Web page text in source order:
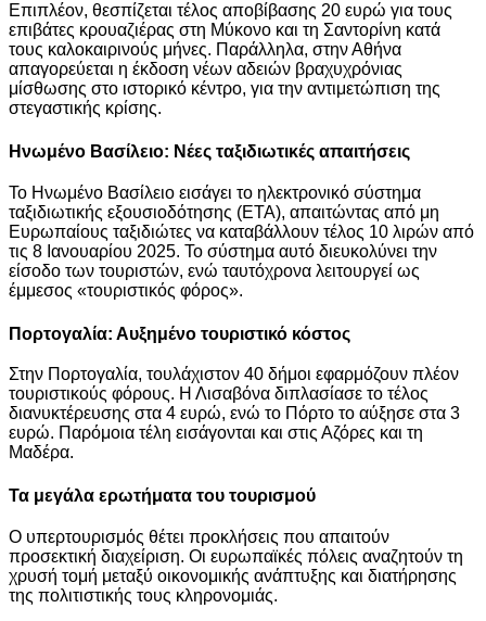
Επιπλέον, θεσπίζεται τέλος αποβίβασης 20 ευρώ για τους
επιβάτες κρουαζιέρας στη Μύκονο και τη Σαντορίνη κατά
τους καλοκαιρινούς μήνες. Παράλληλα, στην Αθήνα
απαγορεύεται η έκδοση νέων αδειών βραχυχρόνιας
μίσθωσης στο ιστορικό κέντρο, για την αντιμετώπιση της
στεγαστικής κρίσης.
Ηνωμένο Βασίλειο: Νέες ταξιδιωτικές απαιτήσεις
Το Ηνωμένο Βασίλειο εισάγει το ηλεκτρονικό σύστημα
ταξιδιωτικής εξουσιοδότησης (ETA), απαιτώντας από μη
Ευρωπαίους ταξιδιώτες να καταβάλλουν τέλος 10 λιρών από
τις 8 Ιανουαρίου 2025. Το σύστημα αυτό διευκολύνει την
είσοδο των τουριστών, ενώ ταυτόχρονα λειτουργεί ως
έμμεσος «τουριστικός φόρος».
Πορτογαλία: Αυξημένο τουριστικό κόστος
Στην Πορτογαλία, τουλάχιστον 40 δήμοι εφαρμόζουν πλέον
τουριστικούς φόρους. Η Λισαβόνα διπλασίασε το τέλος
διανυκτέρευσης στα 4 ευρώ, ενώ το Πόρτο το αύξησε στα 3
ευρώ. Παρόμοια τέλη εισάγονται και στις Αζόρες και τη
Μαδέρα.
Τα μεγάλα ερωτήματα του τουρισμού
Ο υπερτουρισμός θέτει προκλήσεις που απαιτούν
προσεκτική διαχείριση. Οι ευρωπαϊκές πόλεις αναζητούν τη
χρυσή τομή μεταξύ οικονομικής ανάπτυξης και διατήρησης
της πολιτιστικής τους κληρονομιάς.